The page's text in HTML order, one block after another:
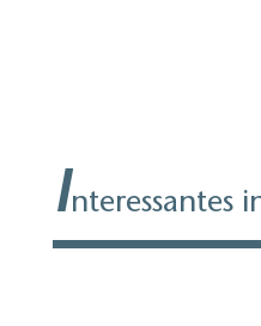
Interessantes